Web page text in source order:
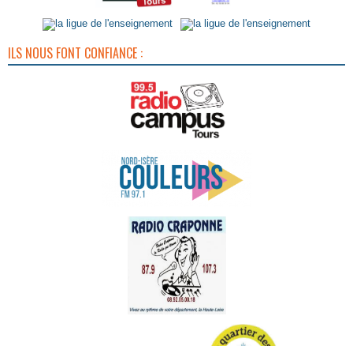
ILS NOUS FONT CONFIANCE :